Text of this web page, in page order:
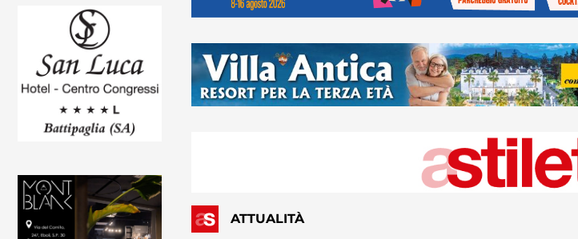
ATTUALITÀ